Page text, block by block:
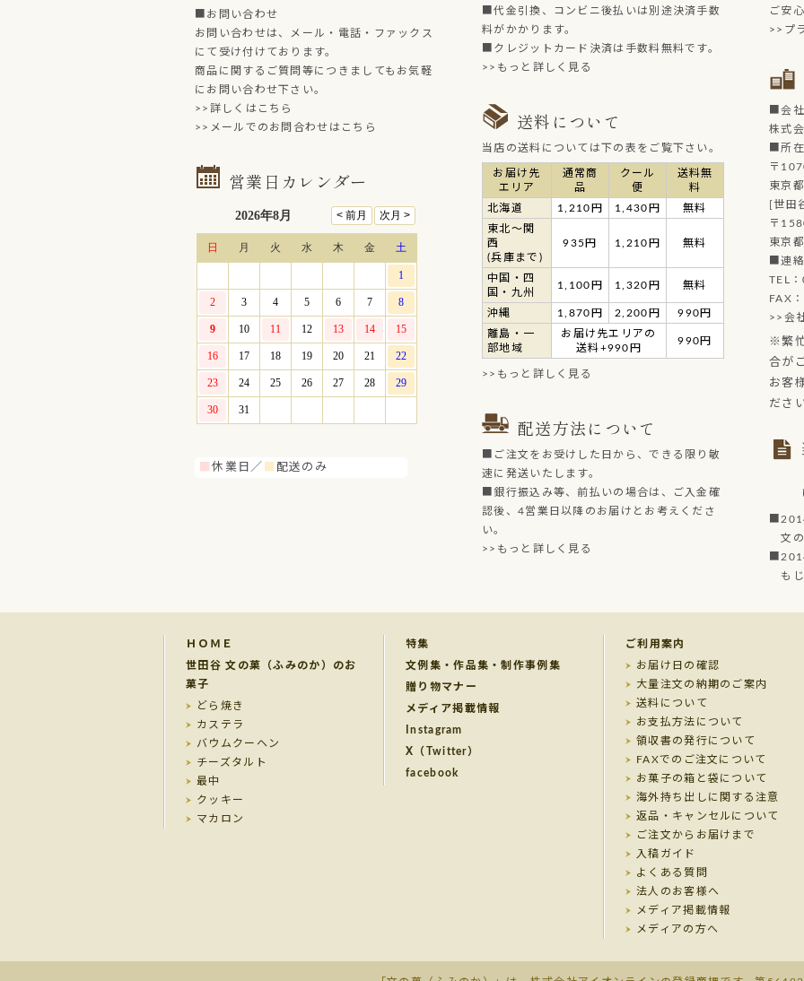
■お問い合わせ
お問い合わせは、メール・電話・ファックス
にて受け付けております。
商品に関するご質問等につきましてもお気軽
にお問い合わせ下さい。
>>詳しくはこちら
>>メールでのお問合わせはこちら
営業日カレンダー
■休業日／ 配送のみ
■代金引換、コンビニ後払いは別途決済手数
料がかかります。
■クレジットカード決済は手数料無料です。
>>もっと詳しく見る
送料について
当店の送料については下の表をご覧下さい。
お届け先
エリア
通常商
品
クール
便
送料無
料
北海道
1,210円 1,430円
無料
東北～関
西
(兵庫まで)
935円 1,210円 無料
中国・四
国・九州
1,100円 1,320円 無料
沖縄 1,870円 2,200円
990円
離島・一
部地域
お届け先エリアの
送料+990円
990円
>>もっと詳しく見る
配送方法について
■ご注文をお受けした日から、できる限り敏
速に発送いたします。
■銀行振込み等、前払いの場合は、ご入金確
認後、4営業日以降のお届けとお考えくださ
い。
>>もっと詳しく見る
ご安
>>プ
■会
株式
■所
〒
東京
[世田
〒
東京
■連
TEL：
FAX
>>会
※繁
合が
お客
ださ
文の
もじ
ＨＯＭＥ
世田谷 文の菓（ふみのか）のお
菓子
どら焼き
カステラ
バウムクーヘン
チーズタルト
最中
クッキー
マカロン
特集
文例集・作品集・制作事例集
贈り物マナー
メディア掲載情報
Instagram
X（Twitter）
facebook
ご利用案内
お届け日の確認
大量注文の納期のご案内
送料について
お支払方法について
領収書の発行について
FAXでのご注文について
お菓子の箱と袋について
海外持ち出しに関する注意
返品・キャンセルについて
ご注文からお届けまで
入稿ガイド
よくある質問
法人のお客様へ
メディア掲載情報
メディアの方へ